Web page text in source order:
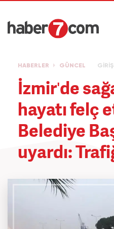
HABERLER GÜNCEL GİRİŞ
İzmir'de
hayatı felç
Belediye
uyardı: